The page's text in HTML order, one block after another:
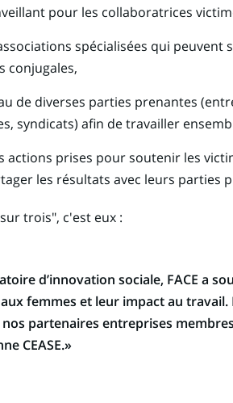
pour les collaboratrices
spécialisées qui
conjugales,
de diverses parties prenantes
syndicats) afin de travailler
actions prises pour soutenir les
les résultats avec leurs parties
trois", c'est eux :
d’innovation sociale, FACE a
femmes et leur impact au
partenaires entreprises
CEASE.»